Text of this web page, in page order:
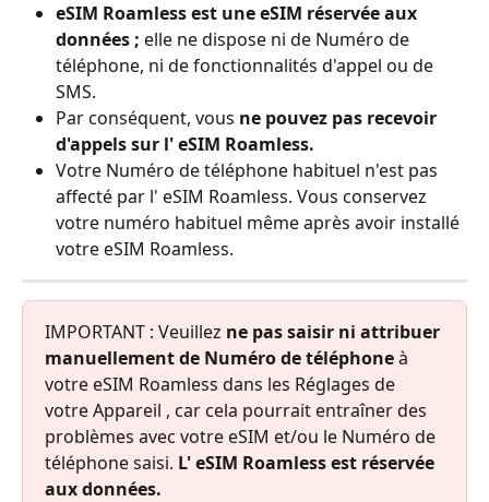
eSIM Roamless est une eSIM réservée aux
données ; elle ne dispose ni de Numéro de
téléphone, ni de fonctionnalités d'appel ou de
SMS.
Par conséquent, vous ne pouvez pas recevoir
d'appels sur l' eSIM Roamless.
Votre Numéro de téléphone habituel n'est pas
affecté par l' eSIM Roamless. Vous conservez
votre numéro habituel même après avoir installé
votre eSIM Roamless.
IMPORTANT : Veuillez ne pas saisir ni attribuer
manuellement de Numéro de téléphone à
votre eSIM Roamless dans les Réglages de
votre Appareil , car cela pourrait entraîner des
problèmes avec votre eSIM et/ou le Numéro de
téléphone saisi. L' eSIM Roamless est réservée
aux données.